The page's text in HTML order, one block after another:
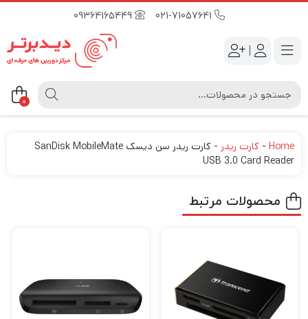
09364165449
|
0
Home
- کارت ریدر -
کارت ریدر سن دیسک SanDisk MobileMate
USB 3.0 Card Reader
محصولات مرتبط